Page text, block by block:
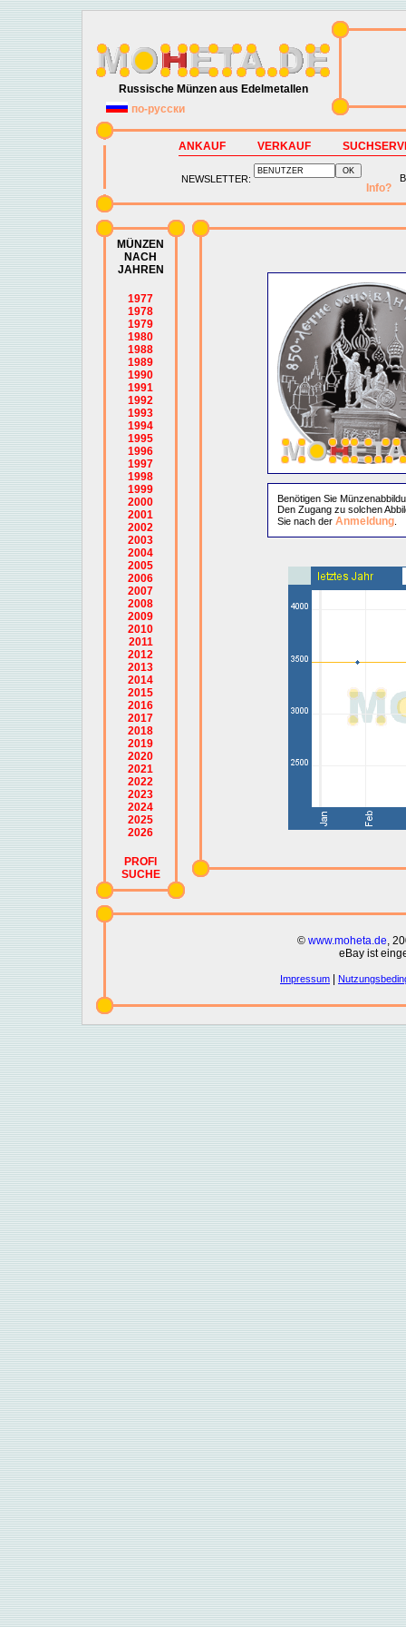
Russische Münzen aus Edelmetallen
по-русски
ANKAUF VERKAUF
NEWSLETTER:
Info?
MÜNZEN
NACH
JAHREN
1977
1978
1979
1980
1988
1989
1990
1991
1992
1993
1994
1995
1996
1997
1998
1999
2000
2001
2002
2003
2004
2005
2006
2007
2008
2009
2010
2011
2012
2013
2014
2015
2016
2017
2018
2019
2020
2021
2022
2023
2024
2025
2026
PROFI
SUCHE
Benötigen Sie
Den Zugang zu solchen
Sie nach der Anmeldung.
© www.moheta.de,
eBay ist
Impressum